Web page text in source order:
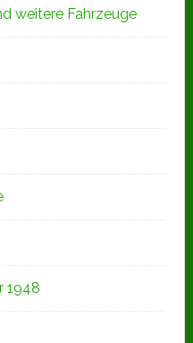
weitere Fahrzeuge
1948